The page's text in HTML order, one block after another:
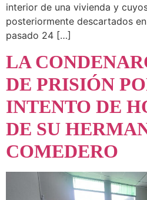
interior de una vivienda y
posteriormente descartados
pasado 24 […]
LA
DE PRISIÓN
INTENTO DE
DE SU
COMEDERO